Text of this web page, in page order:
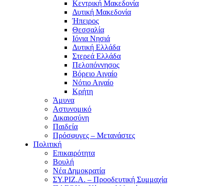
Κεντρική Μακεδονία
Δυτική Μακεδονία
Ήπειρος
Θεσσαλία
Ιόνια Νησιά
Δυτική Ελλάδα
Στερεά Ελλάδα
Πελοπόννησος
Βόρειο Αιγαίο
Νότιο Αιγαίο
Κρήτη
Άμυνα
Αστυνομικό
Δικαιοσύνη
Παιδεία
Πρόσφυγες – Μετανάστες
Πολιτική
Επικαιρότητα
Βουλή
Νέα Δημοκρατία
ΣΥ.ΡΙΖ.Α. – Προοδευτική Συμμαχία